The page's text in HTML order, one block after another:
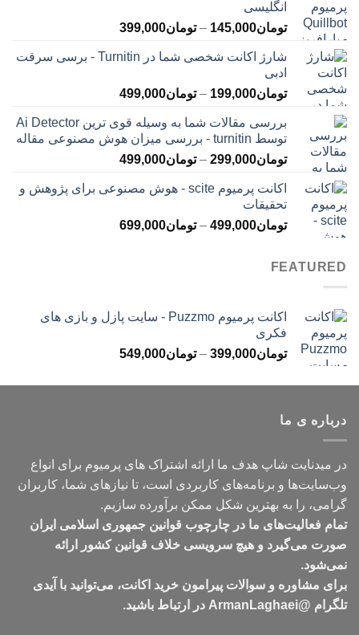
انگلیسی
تومان145,000
– تومان399,000محدوده
تومان145,000
تومان399,000
شارژ اکانت شخصی شما در Turnitin - برسی سرقت
ادبی
تومان199,000
– تومان499,000محدوده
تومان199,000
تا
تومان499,000
بررسی مقالات شما به وسیله قوی ترین Ai Detector
توسط turnitin - بررسی میزان هوش مصنوعی مقاله
تومان299,000
– تومان499,000محدوده
تومان299,000
تومان499,000
اکانت پرمیوم scite - هوش مصنوعی برای پژوهش و
تحقیقات
تومان499,000
– تومان699,000محدوده
FEATURED
اکانت پرمیوم Puzzmo - سایت پازل و بازی های
فکری
تومان399,000
– تومان549,000محدوده
تومان399,000
درباره ی ما
در میدنایت شاپ هدف ما ارائه اشتراک های پرمیوم برای انواع
وب‌سایت‌ها و برنامه‌های کاربردی است، تا نیازهای شما، کاربران
گرامی، را به بهترین شکل ممکن برآورده سازیم.
تمام فعالیت‌های ما در چارچوب قوانین جمهوری اسلامی ایران
صورت می‌گیرد و هیچ سرویسی خلاف قوانین کشور ارائه
نمی‌شود.
برای مشاوره و سوالات پیرامون خرید اکانت، می‌توانید با آیدی
تلگرام @ArmanLaghaei در ارتباط باشید.